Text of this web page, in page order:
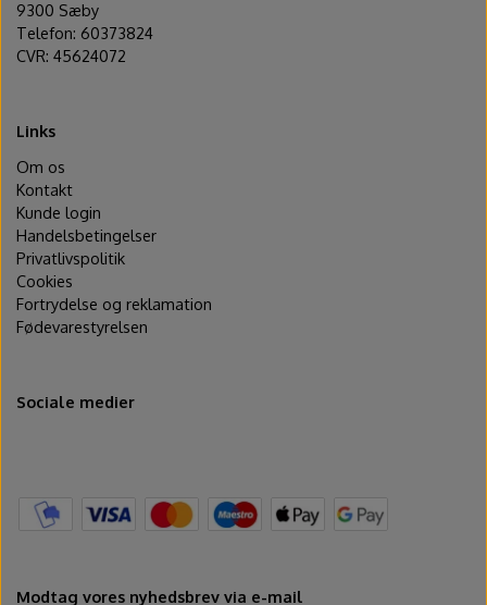
9300 Sæby
Telefon: 60373824
CVR: 45624072
Links
Om os
Kontakt
Kunde login
Handelsbetingelser
Privatlivspolitik
Cookies
Fortrydelse og reklamation
Fødevarestyrelsen
Sociale medier
Modtag vores nyhedsbrev via e-mail